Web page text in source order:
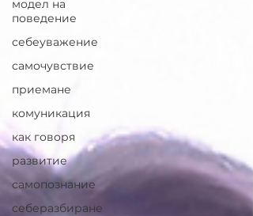
модел на
поведение
себеуважение
самочувствие
приемане
комуникация
как говоря
развитие
самопознание
себеразбиране